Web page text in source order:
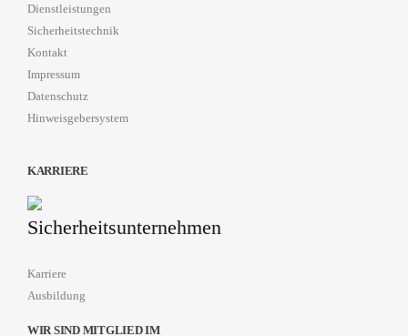
Dienstleistungen
Sicherheitstechnik
Kontakt
Impressum
Datenschutz
Hinweisgebersystem
KARRIERE
Karriere
Ausbildung
WIR SIND MITGLIED IM